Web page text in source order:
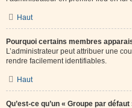
Haut
Pourquoi certains membres
L’administrateur peut attribuer une
rendre facilement identifiables.
Haut
Qu’est-ce qu’un « Groupe par défaut